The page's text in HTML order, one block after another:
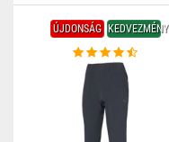
ÚJDONSÁG KEDVEZMÉNY